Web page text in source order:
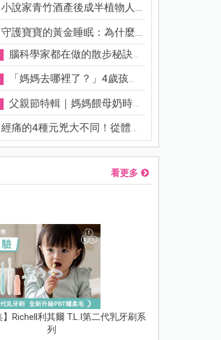
小說家青竹酒產後成半植物人...
守護寶寶的黃金睡眠：為什麼...
腦科學家都在做的散步秘訣！...
「媽媽去哪裡了？」4歲孩子還...
父親節特輯｜媽媽餵母奶時，...
經痛的4種元兇大不同！從體質...
看更多
】Richell利其爾 T.L.I第二代乳牙刷系
列